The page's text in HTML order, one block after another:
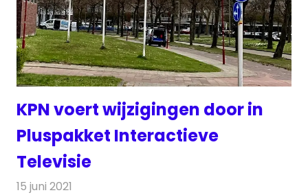
KPN voert wijzigingen door in
Pluspakket Interactieve
Televisie
15 juni 2021